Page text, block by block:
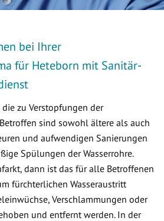
bei Ihrer
für Heteborn mit Sanitär-
zu Verstopfungen der
sind sowohl ältere als auch
und aufwendigen Sanierungen
Spülungen der Wasserrohre.
dann ist das für alle Betroffenen
fürchterlichen Wasseraustritt
Verschlammungen oder
und entfernt werden. In der